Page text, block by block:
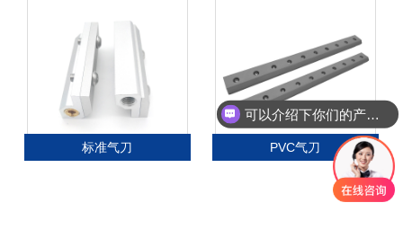
标准气刀 PVC气刀
可以介绍下你们的产品么